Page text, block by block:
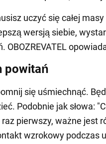
uczyć się całej
wersją siebie,
OBOZREVATEL
powitań
się uśmiechnąć.
Podobnie jak słowa:
pierwszy, ważne jest
wzrokowy podczas